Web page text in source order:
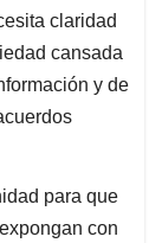
claridad
cansada
y de
para que
con